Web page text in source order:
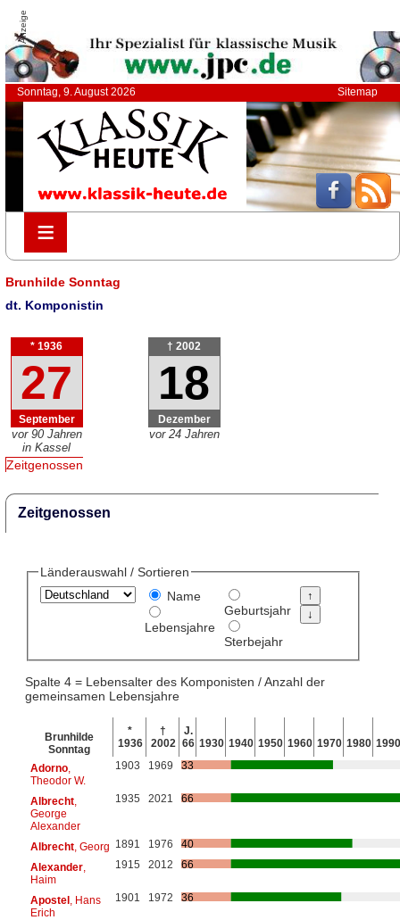
Anzeige
Sonntag, 9. August 2026 Sitemap
≡
≡
Brunhilde Sonntag
dt. Komponistin
* 1936
27
September
vor 90 Jahren
in Kassel
† 2002
18
Dezember
vor 24 Jahren
Zeitgenossen
Zeitgenossen
Länderauswahl / Sortieren
Name
Lebensjahre
Geburtsjahr
Sterbejahr
Spalte 4 = Lebensalter des Komponisten / Anzahl der
gemeinsamen Lebensjahre
Brunhilde
Sonntag
*
1936
†
2002
J.
66 1930 1940 1950 1960 1970 1980 1990
Adorno,
Theodor W.
1903 1969 33
Albrecht,
George
Alexander
1935 2021 66
Albrecht, Georg 1891 1976
40
Alexander,
Haim
1915 2012 66
Apostel, Hans
Erich
1901 1972 36